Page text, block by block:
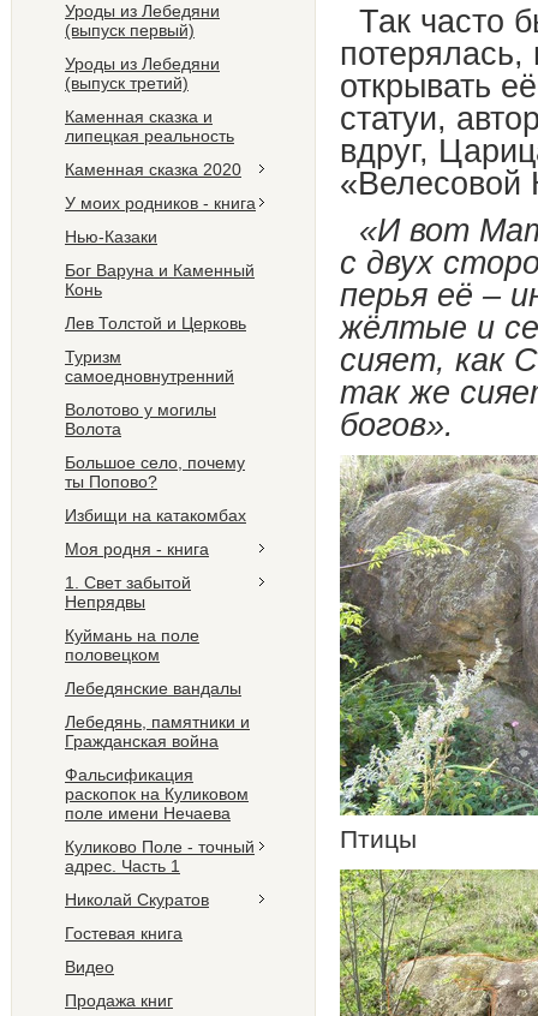
Уроды из Лебедяни
(выпуск первый)
Уроды из Лебедяни
(выпуск третий)
Каменная сказка и
липецкая реальность
Каменная сказка 2020
У моих родников - книга
Нью-Казаки
Бог Варуна и Каменный
Конь
Лев Толстой и Церковь
Туризм
самоедновнутренний
Волотово у могилы
Волота
Большое село, почему
ты Попово?
Избищи на катакомбах
Моя родня - книга
1. Свет забытой
Непрядвы
Куймань на поле
половецком
Лебедянские вандалы
Лебедянь, памятники и
Гражданская война
Фальсификация
раскопок на Куликовом
поле имени Нечаева
Куликово Поле - точный
адрес. Часть 1
Николай Скуратов
Гостевая книга
Видео
Продажа книг
Так часто
открывать
статуи,
вдруг,
«Велесовой
«И вот
с двух
перья её –
жёлтые и
сияет, как
так же
богов».
Птицы